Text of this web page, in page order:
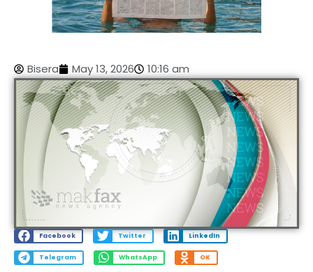
Bisera May 13, 2026 10:16 am
Facebook Twitter LinkedIn
Telegram WhatsApp OK